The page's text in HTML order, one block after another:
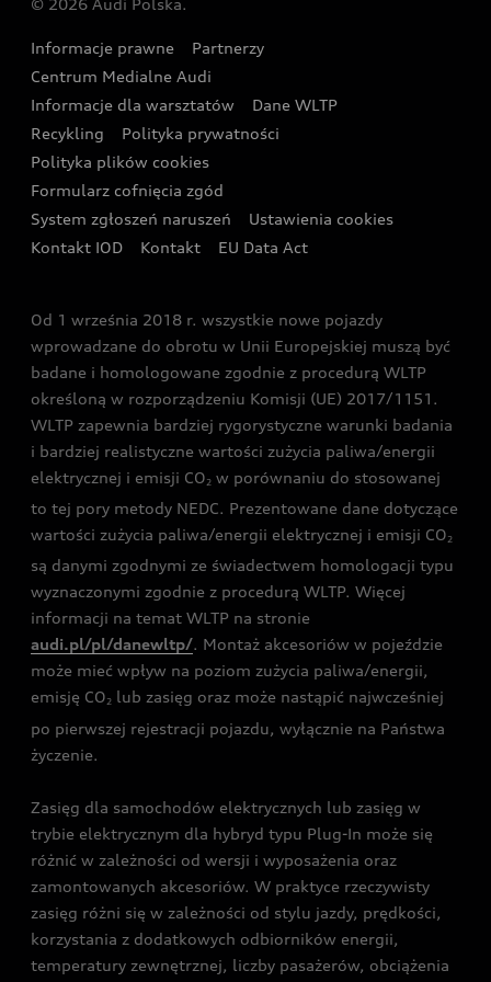
Wyszukaj najbliższego Partnera Audi
Oferta dla przedsiębiorców
Oferta dla klientów prywatnych
Kalkulator rat
Ubezpieczenie
Audi exclusive
Zasięg
Gwarancja
Akcje serwisowe Audi
Katalog online akcesoriów
Audi i Muzeum Sztuki Nowoczesnej w Warszawie
Audi driving experience
Audi quattro Cup
Audi i Puchar Świata w Skokach Narciarskich w
Zakopanem
© 2026 Audi Polska.
Informacje prawne
Partnerzy
Centrum Medialne Audi
Informacje dla warsztatów
Dane WLTP
Recykling
Polityka prywatności
Polityka plików cookies
Formularz cofnięcia zgód
System zgłoszeń naruszeń
Ustawienia cookies
Kontakt IOD
Kontakt EU Data Act
Od 1 września 2018 r. wszystkie nowe pojazdy
wprowadzane do obrotu w Unii Europejskiej muszą być
badane i homologowane zgodnie z procedurą WLTP
określoną w rozporządzeniu Komisji (UE) 2017/1151.
WLTP zapewnia bardziej rygorystyczne warunki badania
i bardziej realistyczne wartości zużycia paliwa/energii
elektrycznej i emisji CO2 w porównaniu do stosowanej
to tej pory metody NEDC. Prezentowane dane dotyczące
wartości zużycia paliwa/energii elektrycznej i emisji CO2
są danymi zgodnymi ze świadectwem homologacji typu
wyznaczonymi zgodnie z procedurą WLTP. Więcej
informacji na temat WLTP na stronie
audi.pl/pl/danewltp/. Montaż akcesoriów w pojeździe
może mieć wpływ na poziom zużycia paliwa/energii,
emisję CO2 lub zasięg oraz może nastąpić najwcześniej
po pierwszej rejestracji pojazdu, wyłącznie na Państwa
życzenie.
Zasięg dla samochodów elektrycznych lub zasięg w
trybie elektrycznym dla hybryd typu Plug-In może się
różnić w zależności od wersji i wyposażenia oraz
zamontowanych akcesoriów. W praktyce rzeczywisty
zasięg różni się w zależności od stylu jazdy, prędkości,
korzystania z dodatkowych odbiorników energii,
temperatury zewnętrznej, liczby pasażerów, obciążenia